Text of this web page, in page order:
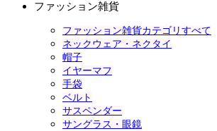
ファッション雑貨
ファッション雑貨カテゴリすべて
ネックウェア・ネクタイ
帽子
イヤーマフ
手袋
ベルト
サスペンダー
サングラス・眼鏡